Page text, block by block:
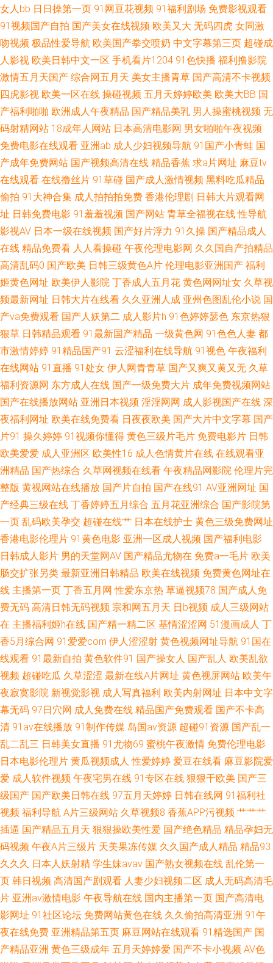
航福利 久久日韩人妻丝袜一区 91色后入 欧美最新123区 91青娱夫妻 久久成
人网站 91超在线 国产精品国产高清 先锋影音熟女AV资源 91不用下裁免费看
日本91TV 91免费国产视频 人人操人人爽 91免费视频网站 香蕉视频视频18
国精产品自偷自偷综合 91免费观 黄色a片网站 91色频 蜜桃视频在线播放 人
人色vvv 99视频福利 人妻丰满精品一区 福利社自拍800 91发布页 日本阿v网
站 91香蕉婷婷 女同片免费网站 91性爱视频 欧美日韩久久日 91女玍 免费日
韩特黄 超碰人与兽超碰 伊人五月香蕉 国产精品久久超碰 91社精品无码 欧美
牛b叉视频 91视频在线手机播放 色伊人婷婷 91资源国产在线 91蜜桃短视频
欧美中出久久 成人电影Av网站 五月天青青草成人在线 国产内射在线一区 影
音先锋资源AV站 国产九九精品九九 91p0狼友影院 欧美日韩人妻精品中字 成
人午夜剧场A片 亚洲人妻网页 久热国产久9 91黑丝射 日本福利福利福利视频
www草莓 中文字幕影音先锋资源 人人操人人 大香蕉大香蕉伊人在线 91黑丝
成人视频 日韩韩日免费视频 超碰在91日日日 婷婷深爱社区 超碰97人人乐 午
夜伦理电影av一区 男女喷水网站 AV成人伊人 深夜电影网站在线观看 成人网
站黑丝 69少妇导航 国内精品偷拍青青草原 91蜜桃传媒吴梦梦 欧美福利专区
欧美性 国产在线买级一区 91高清在线免费观看视频 探花后入成人 久久网一
区 www国产精品久久 亚洲av先锋资源 豆花在线免费 91传媒视频再现观看
久久免费毛片 91视频第二页 三级免费大黄 男人天堂青青草 东方四虎影库 91
麻豆萝莉熟女 日韩123区 黄总AAV 91免视频 青青草综合有 肏屄吃瓜视频 亚
洲色图国产精品 国产亚洲欧美精品爱 91九色蝌蚪视频网站 人妻熟妇一区二
区三区 www91在线天堂 一区二区剧情视频 五月天伦理片 国产伊人久久五月
久久国产精品福利色欲 www国产品精 91Av网址国产 久久福利欧美性 91视
频网站免费观看 日韩A片Av AV久久伊人精品天堂 午夜在线视频玖玖 黄页仓
女人bb 日日操第一页 91网豆花视频 91福利剧场 免费影视观看
91视频国产自拍 国产美女在线视频 欧美又大 无码四虎 女同激
吻视频 极品性爱导航 欧美国产拳交喷奶 中文字幕第三页 超碰成
人影视 欧美日韩中文一区 手机看片1204 91色快播 福利撸影院
激情五月天国产 综合网五月天 美女主播青草 国产高清不卡视频
四虎影视 欧美一区在线 操碰视频 五月天婷婷欧美 欧美大BB 国
产福利啪啪 欧洲成人午夜精品 国产精品美乳 男人操蜜桃视频 无
码射精网站 18成年人网站 日本高清电影网 男女啪啪午夜视频
免费电影在线观看 亚洲ab 成人少妇视频导航 91国产小青蛙 国
产成年免费网站 国产视频高清在线 精品香蕉 求a片网址 麻豆tv
在线观看 在线撸丝片 91草碰 国产成人激情视频 黑料吃瓜精品
偷拍 91大神合集 成人拍拍拍免费 香港伦理剧 日韩大片观看网
址 日韩免费电影 91羞羞视频 国产网站 青草全福视在线 性导航
影视AV 日本一级在线视频 国产好片浮力 91久操 国产精品成人
在线 精品免费看 人人看操碰 午夜伦理电影网 久久国自产拍精品
高清乱码0 国产欧美 日韩三级黄色A片 伦理电影亚洲国产 福利
姬黄色网址 欧美伊人影院 丁香成人五月花 黄色网网址女 久草视
频最新网址 日韩大片在线看 久久亚洲人成 亚州色图乱伦小说 国
产va免费观看 国产人妖第二 成人影片h 91色婷婷瑟色 东京热狠
狠草 日韩精品观看 91最新国产精品 一级黄色网 91色色人妻 都
市激情婷婷 91精品国产91 云涩福利在线导航 91视色 午夜福利
在线网站 91直播 91处女 伊人网青青草 国产又爽又黄又无 久草
福利资源网 东方成人在线 国产一级免费大片 成年免费视频网站
国产在线播放网站 亚洲日本视频 淫淫网网 成人影视国产在线 深
夜福利网址 欧美在线免费看 日夜夜欧美 国产大片中文字幕 国产
片91 操久婷婷 91视频你懂得 黄色三级片毛片 免费电影片 日韩
欧美爱爱 成人亚洲区 欧美性16 成人色情黄片在线 在线观看亚
洲精品 国产热综合 久草网视频在线看 午夜精品网影院 伦理片完
整版 黄视网站在线播放 国产片自拍 国产在线91 AV亚洲网址 国
产经典三级在线 丁香婷婷五月综合 五月花亚洲综合 国产影院第
一页 乱码欧美孕交 超碰在线艹 日本在线护士 黄色三级免费网址
香港电影伦理片 91黄色电影 亚洲一区成人视频 国产福利电影
日韩成人影片 男的天堂网AV 国产精品尤物在 免费a一毛片 欧美
肠交扩张另类 最新亚洲日韩精品 欧美在线视频 免费黄色网址在
线 主播第一页 丁香五月网 性爱东京热 草逼视频78 国产成人免
费无码 高清日韩无码视频 宗和网五月天 日b视频 成人三级网站
在 主播福利姬h在线 国产精一精二区 基情涩涩网 51漫画成人 丁
香5月综合网 91爱爱com 伊人涩涩射 黄色视频网址导航 91国在
线观看 91最新自拍 黄色软件91 国产操女人 国产乱人 欧美乱欲
视频 超碰吃瓜 久草涩涩 最新在线A片网址 黄色视屏网站 欧美午
夜寂寞影院 新视觉影视 成人写真福利 欧美内射网址 日本中文字
幕无码 97日穴网 成人免费在线 精品国产免费观看 国产不卡高
清 91av在线播放 91制作传媒 岛国av资源 超碰91资源 国产乱一
乱二乱三 日韩美女直播 91尤物69 蜜桃午夜激情 免费伦理电影
日本电影伦理片 黄瓜视频成人 性爱婷婷 爱豆在线看 麻豆影院爱
爱 成人软件视频 午夜宅男在线 91专区在线 狠狠干欧美 国产三
级国产 国产欧美日韩在线 97五月天婷婷 日韩在线网 91福利社
视频 福利导航 A片三级网站 久草视频8 香蕉APP污视频 艹艹艹
插逼 国产精品五月天 狠狠操欧美性爱 国产绝色精品 精品孕妇无
码视频 午夜A片三级片 天美果冻传媒 久久国产成人精品 精品93
久久久 日本人妖射精 学生妹avav 国产熟女视频在线 乱伦第一
页 韩日视频 高清国产剧观看 人妻少妇视频二区 成人无码高清毛
片 亚洲av激情电影 午夜导航在线 国内主播第一页 国产高清电
影网址 91社区论坛 免费网站黄色在线 久久偷拍高清亚洲 91午
夜在线免费 亚洲精品第五页 麻豆网站在线观看 91精选国产 国
产精品亚洲 黄色三级成年 五月天婷婷爱 国产不卡小视频 AV色